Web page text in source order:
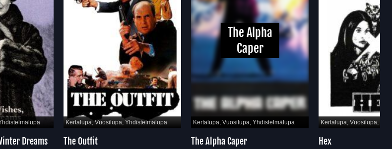
Kertalupa, Vuosilupa, Yhdistelmälupa
The Outfit
The Alpha
Caper
Kertalupa, Vuosilupa, Yhdistelmälupa
The Alpha Caper
Kertalupa, Vuosilupa, Yhdistelmälupa